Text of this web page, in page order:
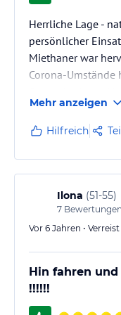
Herrliche Lage -
persönlicher
Miethaner war
Corona-Umstände
Mehr anzeigen
Hilfreich
Ilona (51-55)
7 Bewertungen
Vor 6 Jahren •
Hin fahren und
!!!!!!